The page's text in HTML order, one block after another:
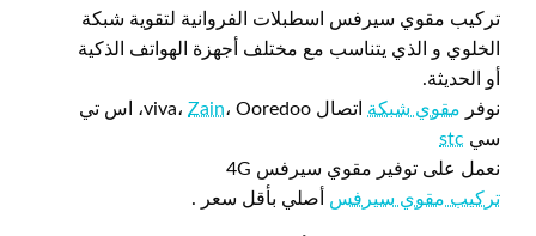
تركيب مقوي سيرفس اسطبلات الفروانية لتقوية شبكة
الخلوي و الذي يتناسب مع مختلف أجهزة الهواتف الذكية
أو الحديثة.
نوفر مقوي شبكة اتصال viva، Zain
، Ooredoo، اس تي
سي stc
نعمل على توفير مقوي سيرفس 4G
تركيب مقوي سيرفس أصلي بأقل سعر .